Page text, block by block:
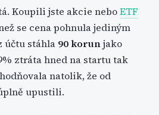
Koupili jste akcie neboETF
se cena pohnula jediným
účtu stáhla 90 korunjako
ztráta hned na startu tak
natolik, že od
upustili.